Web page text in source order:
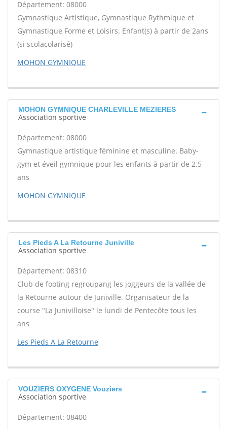
Département: 08000
Gymnastique Artistique, Gymnastique Rythmique et
Gymnastique Forme et Loisirs. Enfant(s) à partir de 2ans
(si scolacolarisé)
MOHON GYMNIQUE
MOHON GYMNIQUE CHARLEVILLE MEZIERES
Association sportive
Département: 08000
Gymnastique artistique féminine et masculine. Baby-
gym et éveil gymnique pour les enfants à partir de 2.5
ans
MOHON GYMNIQUE
Les Pieds A La Retourne Juniville
Association sportive
Département: 08310
Club de footing regroupang les joggeurs de la vallée de
la Retourne autour de Juniville. Organisateur de la
course "La Junivilloise" le lundi de Pentecôte tous les
ans
Les Pieds A La Retourne
VOUZIERS OXYGENE Vouziers
Association sportive
Département: 08400